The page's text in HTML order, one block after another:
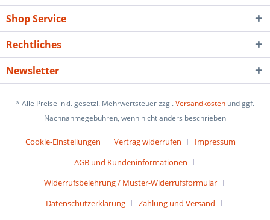
Shop Service
Rechtliches
Newsletter
* Alle Preise inkl. gesetzl. Mehrwertsteuer zzgl.Versandkosten und ggf.
Nachnahmegebühren, wenn nicht anders beschrieben
Cookie-Einstellungen Vertrag widerrufen
Impressum
AGB und Kundeninformationen
Widerrufsbelehrung / Muster-Widerrufsformular
Datenschutzerklärung
Zahlung und Versand